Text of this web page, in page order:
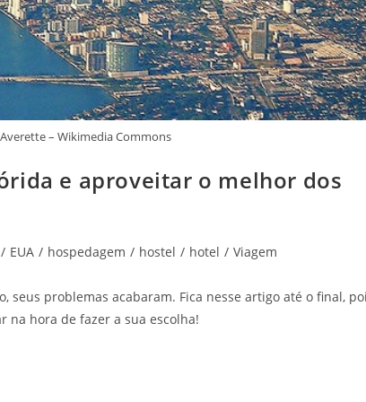
– Wikimedia Commons
e aproveitar o melhor dos
/ EUA / hospedagem / hostel / hotel / Viagem
seus problemas acabaram. Fica nesse artigo até o final,
na hora de fazer a sua escolha!